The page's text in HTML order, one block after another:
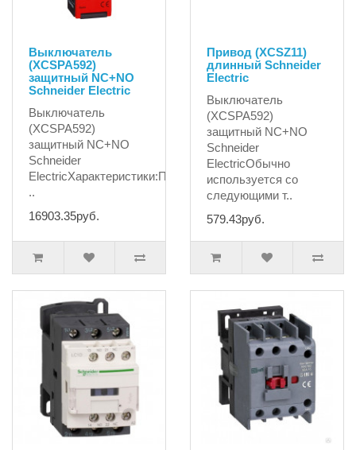
Выключатель
(XCSPA592)
защитный NC+NO
Schneider Electric
Выключатель
(XCSPA592)
защитный NC+NO
Schneider
ElectricХарактеристики:Производитель
..
16903.35руб.
Привод (XCSZ11)
длинный Schneider
Electric
Выключатель
(XCSPA592)
защитный NC+NO
Schneider
ElectricОбычно
используется со
следующими т..
579.43руб.